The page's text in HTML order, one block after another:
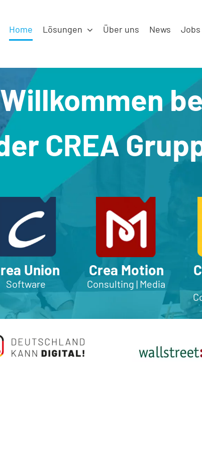
Home Lösungen Über uns News Jobs
CREA
Union
Software
Crea Motion
Consulting | Media